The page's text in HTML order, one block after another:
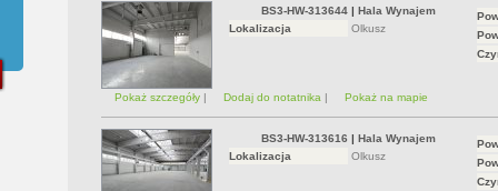
BS3-HW-313644| Hala Wynajem
Lokalizacja
Olkusz
Pokaż szczegóły | Dodaj do notatnika | Pokaż na mapie
BS3-HW-313616 | Hala Wynajem
Lokalizacja
Olkusz